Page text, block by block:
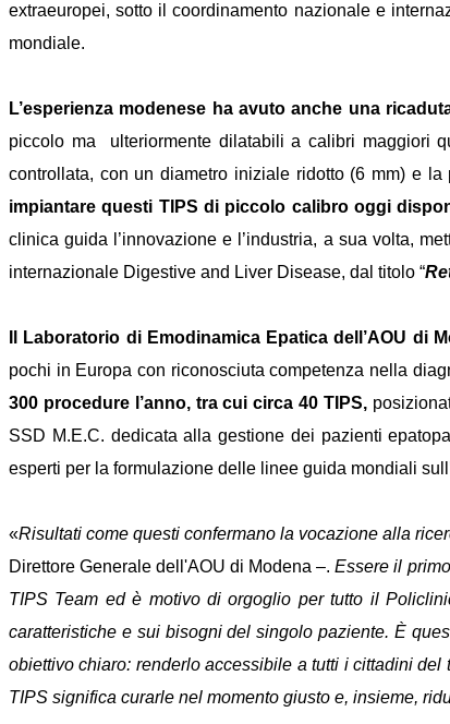
extraeuropei, sotto il coordinamento nazionale e
mondiale.
L’esperienza modenese ha avuto anche una
piccolo ma ulteriormente dilatabili a calibri maggiori
controllata, con un diametro iniziale ridotto (6 mm) e
impiantare questi TIPS di piccolo calibro oggi
clinica guida l’innovazione e l’industria, a sua volta,
internazionale Digestive and Liver Disease, dal titolo “
Il Laboratorio di Emodinamica Epatica dell’AOU di
pochi in Europa con riconosciuta competenza nella
300 procedure l’anno, tra cui circa 40 TIPS,
SSD M.E.C. dedicata alla gestione dei pazienti
esperti per la formulazione delle linee guida mondiali
«Risultati come questi confermano la vocazione alla
Direttore Generale dell'AOU di Modena –.Essere il
TIPS Team ed è motivo di orgoglio per tutto il
caratteristiche e sui bisogni del singolo paziente. È
obiettivo chiaro: renderlo accessibile a tutti i cittadini
TIPS significa curarle nel momento giusto e, insieme,